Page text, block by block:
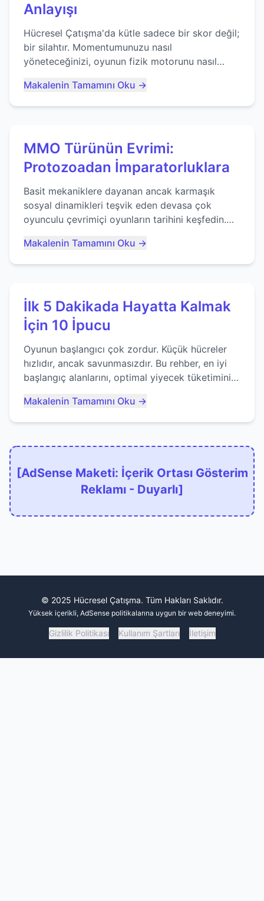
Anlayışı
Hücresel Çatışma'da kütle sadece bir skor değil;
bir silahtır. Momentumunuzu nasıl
yöneteceğinizi, oyunun fizik motorunu nasıl
ustalaşacağınızı öğrenin...
Makalenin Tamamını Oku →
MMO Türünün Evrimi:
Protozoadan İmparatorluklara
Basit mekaniklere dayanan ancak karmaşık
sosyal dinamikleri teşvik eden devasa çok
oyunculu çevrimiçi oyunların tarihini keşfedin.
Makalenin Tamamını Oku →
İlk 5 Dakikada Hayatta Kalmak
İçin 10 İpucu
Oyunun başlangıcı çok zordur. Küçük hücreler
hızlıdır, ancak savunmasızdır. Bu rehber, en iyi
başlangıç alanlarını, optimal yiyecek tüketimini
kaçınacağınızı anlatıyor...
Makalenin Tamamını Oku →
[AdSense Maketi: İçerik Ortası Gösterim
Reklamı - Duyarlı]
© 2025 Hücresel Çatışma. Tüm Hakları Saklıdır.
Yüksek içerikli, AdSense politikalarına uygun bir web deneyimi.
Gizlilik Politikası Kullanım Şartları İletişim